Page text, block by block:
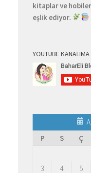
kitaplar ve
eşlik ediyor.
YOUTUBE KANALIMA
P
S Ç
3
4 5